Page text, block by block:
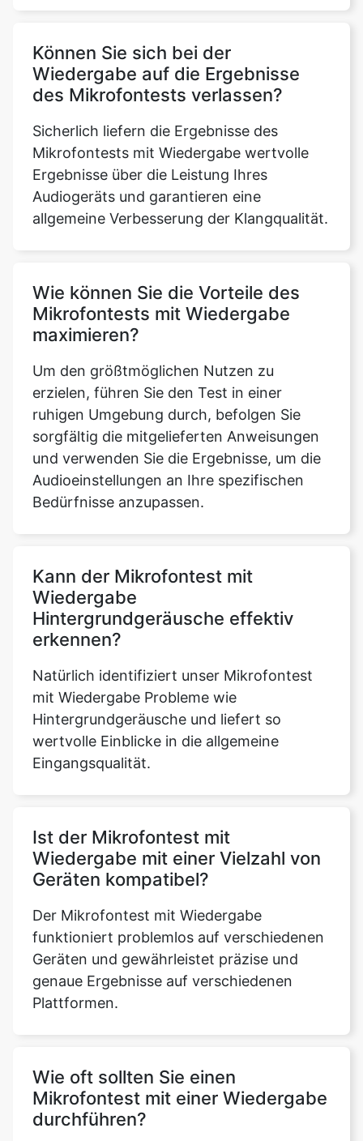
Können Sie sich bei der
Wiedergabe auf die Ergebnisse
des Mikrofontests verlassen?
Sicherlich liefern die Ergebnisse des
Mikrofontests mit Wiedergabe wertvolle
Ergebnisse über die Leistung Ihres
Audiogeräts und garantieren eine
allgemeine Verbesserung der Klangqualität.
Wie können Sie die Vorteile des
Mikrofontests mit Wiedergabe
maximieren?
Um den größtmöglichen Nutzen zu
erzielen, führen Sie den Test in einer
ruhigen Umgebung durch, befolgen Sie
sorgfältig die mitgelieferten Anweisungen
und verwenden Sie die Ergebnisse, um die
Audioeinstellungen an Ihre spezifischen
Bedürfnisse anzupassen.
Kann der Mikrofontest mit
Wiedergabe
Hintergrundgeräusche effektiv
erkennen?
Natürlich identifiziert unser Mikrofontest
mit Wiedergabe Probleme wie
Hintergrundgeräusche und liefert so
wertvolle Einblicke in die allgemeine
Eingangsqualität.
Ist der Mikrofontest mit
Wiedergabe mit einer Vielzahl von
Geräten kompatibel?
Der Mikrofontest mit Wiedergabe
funktioniert problemlos auf verschiedenen
Geräten und gewährleistet präzise und
genaue Ergebnisse auf verschiedenen
Plattformen.
Wie oft sollten Sie einen
Mikrofontest mit einer Wiedergabe
durchführen?